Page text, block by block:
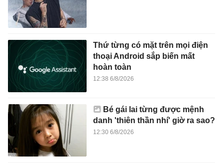
Thứ từng có mặt trên mọi điện
thoại Android sắp biến mất
hoàn toàn
12:38 6/8/2026
Bé gái lai từng được mệnh
danh 'thiên thần nhí' giờ ra sao?
12:30 6/8/2026